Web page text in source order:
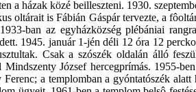
házak közé beilleszteni. 1930.
is Fábián Gáspár tervezte, a
ban az egyházközség plébániai
1945. január 1-jén déli 12 óra 12
Csak a szószék oldalán álló
József hercegprímás. 1955-
a templomban a gyóntatószék